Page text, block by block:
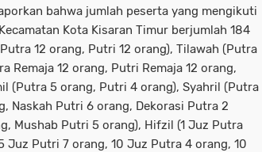
bahwa jumlah peserta yang mengikuti
Kota Kisaran Timur berjumlah 184
12 orang, Putri 12 orang), Tilawah (Putra
Remaja 12 orang, Putri Remaja 12 orang,
(Putra 5 orang, Putri 4 orang), Syahril (Putra
Naskah Putri 6 orang, Dekorasi Putra 2
Mushab Putri 5 orang), Hifzil (1 Juz Putra
Juz Putri 7 orang, 10 Juz Putra 4 orang, 10